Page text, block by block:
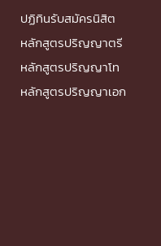
ปฏิทินรับสมัครนิสิต
หลักสูตรปริญญาตรี
หลักสูตรปริญญาโท
หลักสูตรปริญญาเอก